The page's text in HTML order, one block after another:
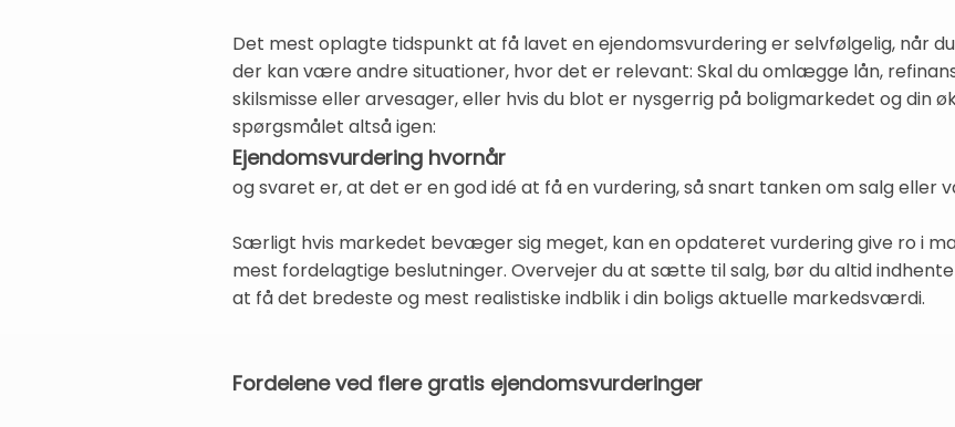
Det mest oplagte tidspunkt at få lavet en ejendomsvurdering er selvfølgelig, når
der kan være andre situationer, hvor det er relevant: Skal du omlægge lån,
skilsmisse eller arvesager, eller hvis du blot er nysgerrig på boligmarkedet og din
spørgsmålet altså igen:
Ejendomsvurdering hvornår
og svaret er, at det er en god idé at få en vurdering, så snart tanken om salg
Særligt hvis markedet bevæger sig meget, kan en opdateret vurdering give ro i
mest fordelagtige beslutninger. Overvejer du at sætte til salg, bør du altid
at få det bredeste og mest realistiske indblik i din boligs aktuelle markedsværdi.
Fordelene ved flere gratis ejendomsvurderinger